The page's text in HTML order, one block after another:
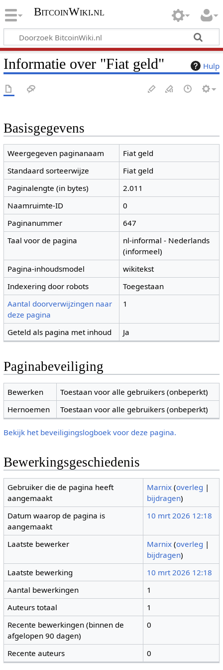
BitcoinWiki.nl
Hulp
Informatie over "Fiat geld"
Basisgegevens
Weergegeven paginanaam
Fiat geld
Standaard sorteerwijze
Fiat geld
Paginalengte (in bytes)
2.011
Naamruimte-ID
0
Paginanummer
647
Taal voor de pagina
nl-informal - Nederlands
(informeel)
Pagina-inhoudsmodel
wikitekst
Indexering door robots
Toegestaan
Aantal doorverwijzingen naar
deze pagina
1
Geteld als pagina met inhoud Ja
Paginabeveiliging
Bewerken
Toestaan voor alle gebruikers (onbeperkt)
Hernoemen
Toestaan voor alle gebruikers (onbeperkt)
Bekijk het beveiligingslogboek voor deze pagina.
Bewerkingsgeschiedenis
Gebruiker die de pagina heeft
aangemaakt
Marnix (overleg |
bijdragen)
Datum waarop de pagina is
aangemaakt
10 mrt 2026 12:18
Laatste bewerker Marnix (overleg |
bijdragen)
Laatste bewerking
10 mrt 2026 12:18
Aantal bewerkingen
1
Auteurs totaal
1
Recente bewerkingen (binnen de
afgelopen 90 dagen)
0
Recente auteurs 0